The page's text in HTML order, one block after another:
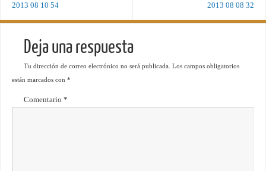
2013 08 10 54 2013 08 08 32
Deja una respuesta
Tu dirección de correo electrónico no será publicada. Los campos obligatorios
están marcados con *
Comentario *